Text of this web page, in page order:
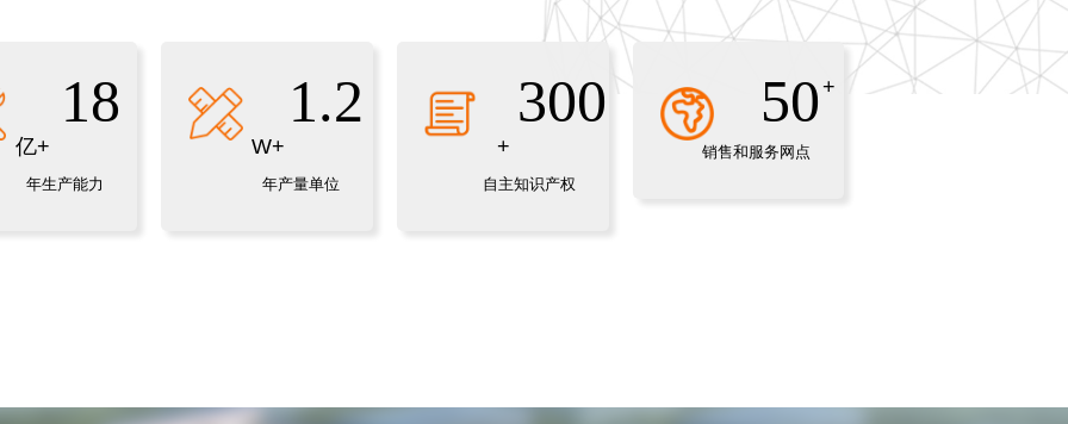
18
亿+
年生产能力
1.2
W+
年产量单位
300
+
自主知识产权
50 +
销售和服务网点